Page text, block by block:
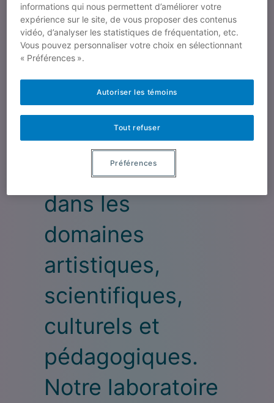
Le LabARD est un
regroupement
pluridisciplinaire
qui utilise des
approches
décoloniales
dans les
domaines
artistiques,
scientifiques,
culturels et
pédagogiques.
Notre laboratoire
informations qui nous permettent d’améliorer votre
expérience sur le site, de vous proposer des contenus
vidéo, d’analyser les statistiques de fréquentation, etc.
Vous pouvez personnaliser votre choix en sélectionnant
« Préférences ».
Tout refuser
Autoriser les témoins
Préférences